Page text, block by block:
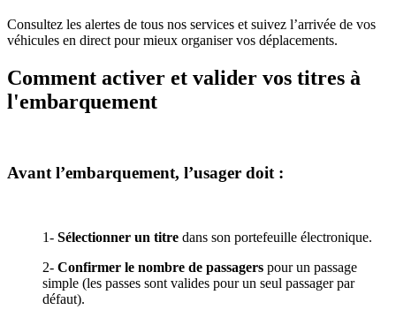
Consultez les alertes de tous nos services et suivez l’arrivée de vos
véhicules en direct pour mieux organiser vos déplacements.
Comment activer et valider vos titres à
l'embarquement
Avant l’embarquement, l’usager doit :
1- Sélectionner un titre dans son portefeuille électronique.
2- Confirmer le nombre de passagers pour un passage
simple (les passes sont valides pour un seul passager par
défaut).